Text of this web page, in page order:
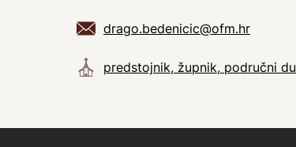
drago.bedenicic@ofm.hr
predstojnik, župnik, područni